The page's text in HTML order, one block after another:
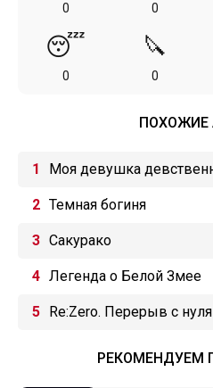
0 0
😴
0
🔪
0
ПОХОЖИЕ
Моя девушка
до мозга костей
Темная богиня
Сакурако
Легенда о Белой Змее
Re:Zero. Перерыв с нуля
РЕКОМЕНДУЕМ